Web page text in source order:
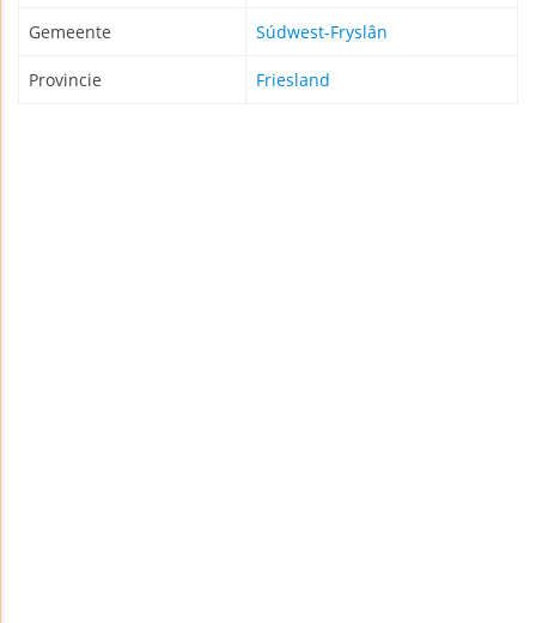
Gemeente Súdwest-Fryslân
Provincie Friesland